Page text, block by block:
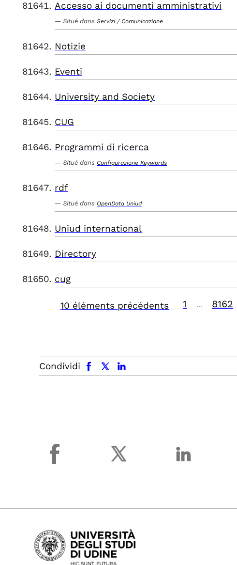
Accesso ai documenti amministrativi
Situé dans Servizi / Comunicazione
Notizie
Eventi
University and Society
CUG
Programmi di ricerca
Situé dans Configurazione Keywords
rdf
Situé dans OpenData Uniud
Uniud international
Directory
cug
10 éléments précédents 1 8162
Condividi
facebook x.com linkedin
facebook